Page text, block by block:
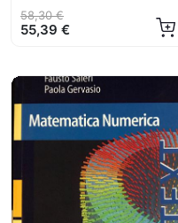
58,30 €
55,39 €